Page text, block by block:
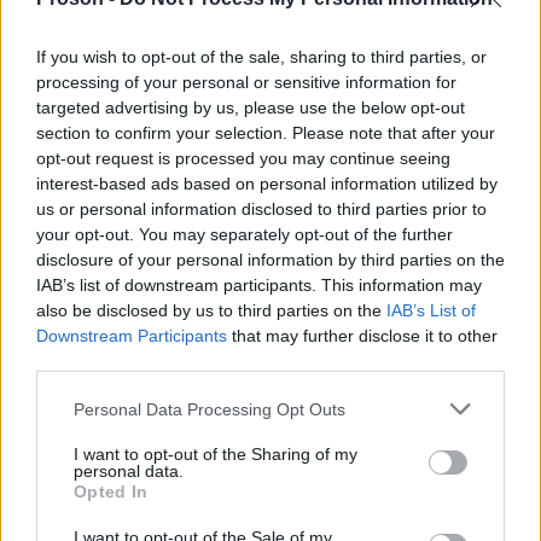
If you wish to opt-out of the sale, sharing to third parties, or
processing of your personal or sensitive information for
targeted advertising by us, please use the below opt-out
section to confirm your selection. Please note that after your
opt-out request is processed you may continue seeing
interest-based ads based on personal information utilized by
us or personal information disclosed to third parties prior to
your opt-out. You may separately opt-out of the further
disclosure of your personal information by third parties on the
IAB’s list of downstream participants. This information may
also be disclosed by us to third parties on the IAB’s List of
Downstream Participants that may further disclose it to other
Please note that this website/app uses one or more Google
not limited to your visit or usage behaviour. You may click to
grant or deny consent to Google and its third-party tags to
use your data for below specified purposes in below Google
consent section.
Personal Data Processing Opt Outs
I want to opt-out of the Sharing of my
personal data.
Opted In
Πληροφορικής
Ειδ. ΠΕ
Πληροφορικής
(Software-
Hardware)
2862 έως 2925, 2927
έως 2977, 2979 έως
3000, 3002 έως 3025,
3153
162 κωδικοί
θέσεων*
*Για τους υπόλοιπους κλάδους/ειδικότητες της
κατηγορίας οι υποψήφιοι δύνανται να δηλώσουν
τονσυνολικό αριθμό προτιμήσεων(κωδικοί
θέσεων).
Τι ορίζει ο νόμος
Η δυνατότητα αυτή δεν αποτελεί απόφαση της
εκάστοτε προκήρυξης, αλλά βασίζεται στο
νομοθετικό πλαίσιο